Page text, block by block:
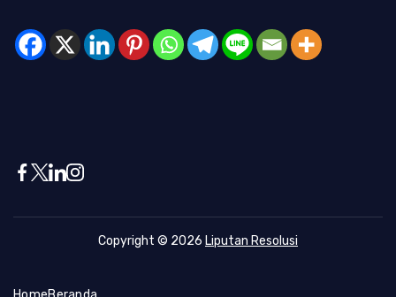
Copyright © 2026 Liputan Resolusi